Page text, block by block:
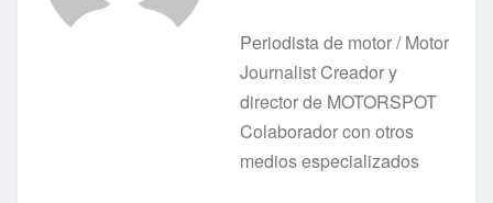
Periodista de motor / Motor
Journalist Creador y
director de MOTORSPOT
Colaborador con otros
medios especializados